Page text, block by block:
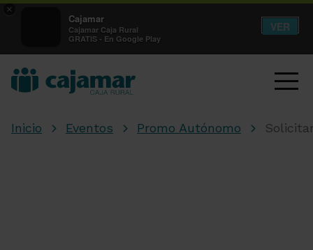
×
Cajamar
Cajamar Caja Rural
GRATIS - En Google Play
VER
Inicio Eventos Promo Autónomo